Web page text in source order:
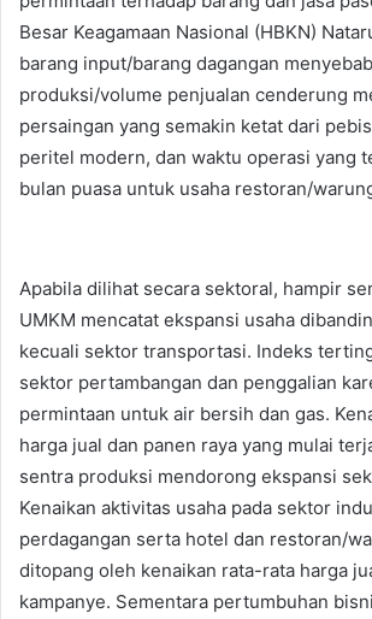
Besar Keagamaan Nasional (HBKN)
barang input/barang dagangan
produksi/volume penjualan cenderung
persaingan yang semakin ketat dari
peritel modern, dan waktu operasi yang
bulan puasa untuk usaha restoran/
Apabila dilihat secara sektoral, hampir
UMKM mencatat ekspansi usaha
kecuali sektor transportasi. Indeks
sektor pertambangan dan penggalian
permintaan untuk air bersih dan gas.
harga jual dan panen raya yang mulai
sentra produksi mendorong ekspansi
Kenaikan aktivitas usaha pada sektor
perdagangan serta hotel dan restoran/
ditopang oleh kenaikan rata-rata harga
kampanye. Sementara pertumbuhan